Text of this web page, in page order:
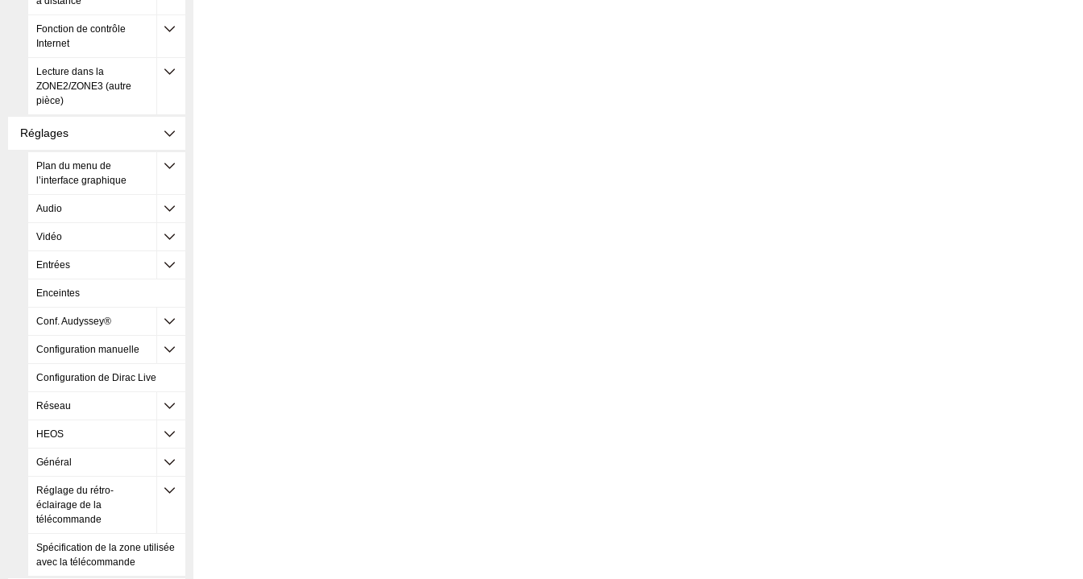
Fonction de contrôle
Internet
Lecture dans la
ZONE2/ZONE3 (autre
pièce)
Réglages
Plan du menu de
l’interface graphique
Audio
Vidéo
Entrées
Enceintes
Conf. Audyssey®
Configuration manuelle
Configuration de Dirac Live
Réseau
HEOS
Général
Réglage du rétro-
éclairage de la
télécommande
Spécification de la zone utilisée
avec la télécommande